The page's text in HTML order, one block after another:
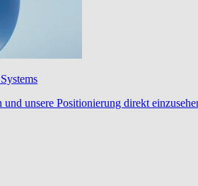
unsere Positionierung direkt